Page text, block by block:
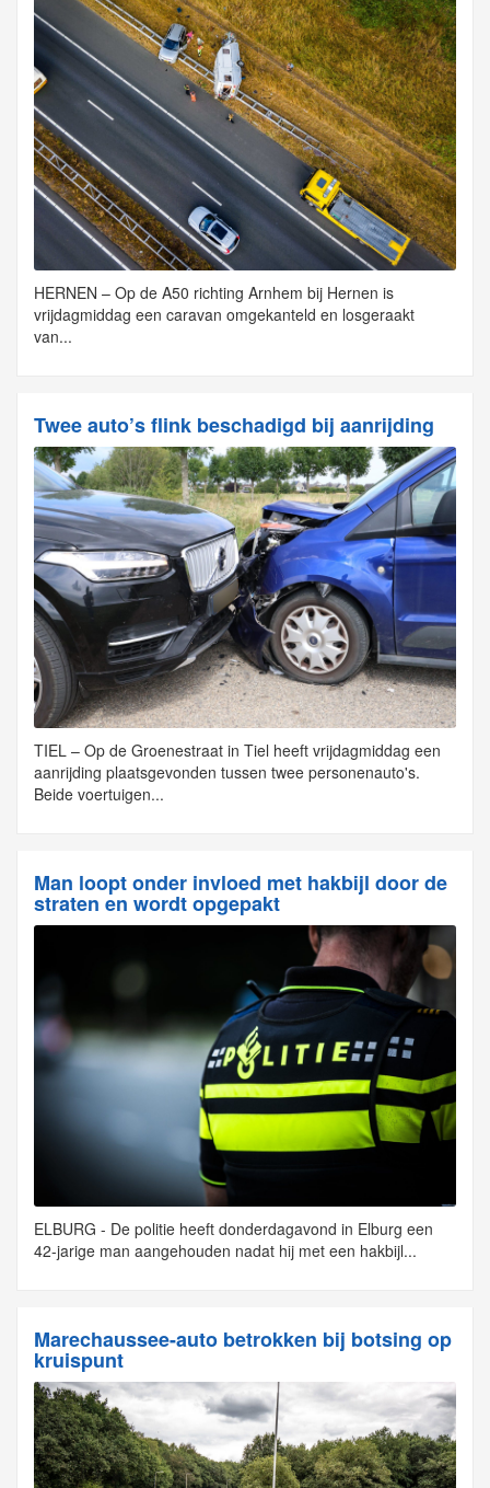
HERNEN – Op de A50 richting Arnhem bij Hernen is
vrijdagmiddag een caravan omgekanteld en losgeraakt
van...
Twee auto’s flink beschadigd bij aanrijding
TIEL – Op de Groenestraat in Tiel heeft vrijdagmiddag een
aanrijding plaatsgevonden tussen twee personenauto's.
Beide voertuigen...
Man loopt onder invloed met hakbijl door de
straten en wordt opgepakt
ELBURG - De politie heeft donderdagavond in Elburg een
42-jarige man aangehouden nadat hij met een hakbijl...
Marechaussee-auto betrokken bij botsing op
kruispunt